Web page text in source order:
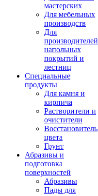
мастерских
Для мебельных
производств
Для
производителей
напольных
покрытий и
лестниц
Специальные
продукты
Для камня и
кирпича
Растворители и
очистители
Восстановитель
цвета
Грунт
Абразивы и
подготовка
поверхностей
Абразивы
Пады для